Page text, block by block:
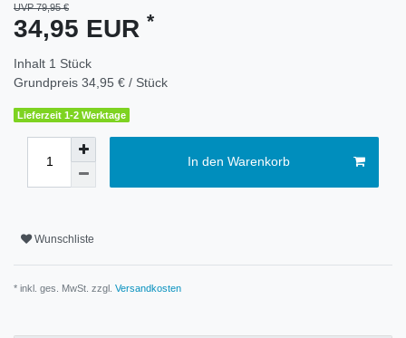
UVP 79,95 €
34,95 EUR *
Inhalt 1 Stück
Grundpreis 34,95 € / Stück
Lieferzeit 1-2 Werktage
In den Warenkorb
Wunschliste
* inkl. ges. MwSt. zzgl. Versandkosten